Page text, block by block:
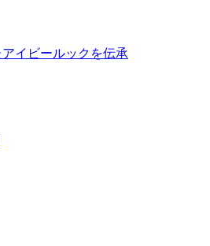
アイビールックを伝承